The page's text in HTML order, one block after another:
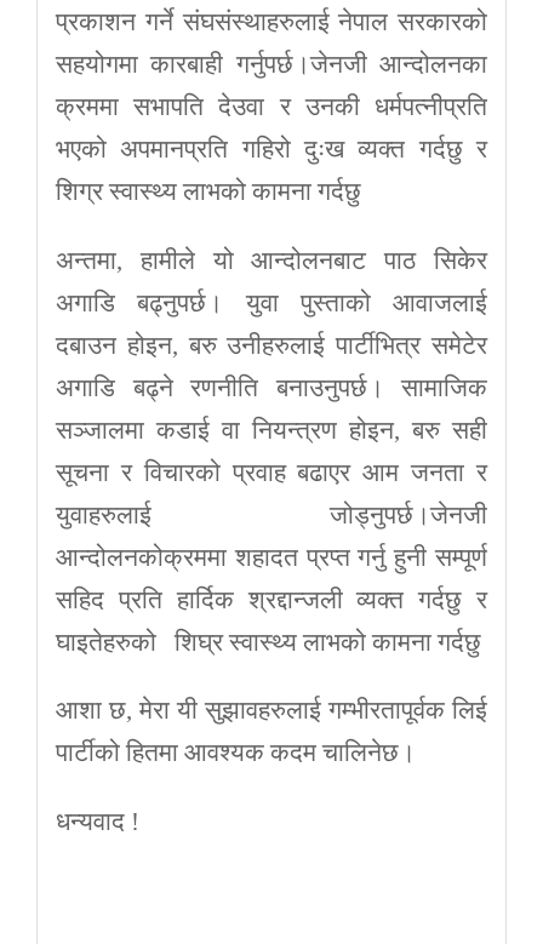
प्रकाशन गर्ने संघसंस्थाहरुलाई नेपाल सरकारको
सहयोगमा कारबाही गर्नुपर्छ।जेनजी आन्दोलनका
क्रममा सभापति देउवा र उनकी धर्मपत्नीप्रति
भएको अपमानप्रति गहिरो दुःख व्यक्त गर्दछु र
शिग्र स्वास्थ्य लाभको कामना गर्दछु
अन्तमा, हामीले यो आन्दोलनबाट पाठ सिकेर
अगाडि बढ्नुपर्छ। युवा पुस्ताको आवाजलाई
दबाउन होइन, बरु उनीहरुलाई पार्टीभित्र समेटेर
अगाडि बढ्ने रणनीति बनाउनुपर्छ। सामाजिक
सञ्जालमा कडाई वा नियन्त्रण होइन, बरु सही
सूचना र विचारको प्रवाह बढाएर आम जनता र
युवाहरुलाई जोड्नुपर्छ।जेनजी
आन्दोलनकोक्रममा शहादत प्रप्त गर्नु हुनी सम्पूर्ण
सहिद प्रति हार्दिक श्रद्दान्जली व्यक्त गर्दछु र
घाइतेहरुको शिघ्र स्वास्थ्य लाभको कामना गर्दछु
आशा छ, मेरा यी सुझावहरुलाई गम्भीरतापूर्वक लिई
पार्टीको हितमा आवश्यक कदम चालिनेछ।
धन्यवाद !